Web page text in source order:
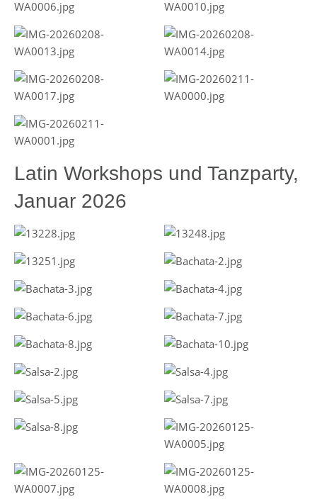
Latin Workshops und Tanzparty,
Januar 2026